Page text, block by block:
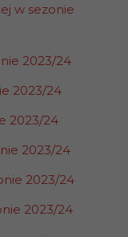
w sezonie
2023/24
2023/24
2023/24
2023/24
2023/24
2023/24